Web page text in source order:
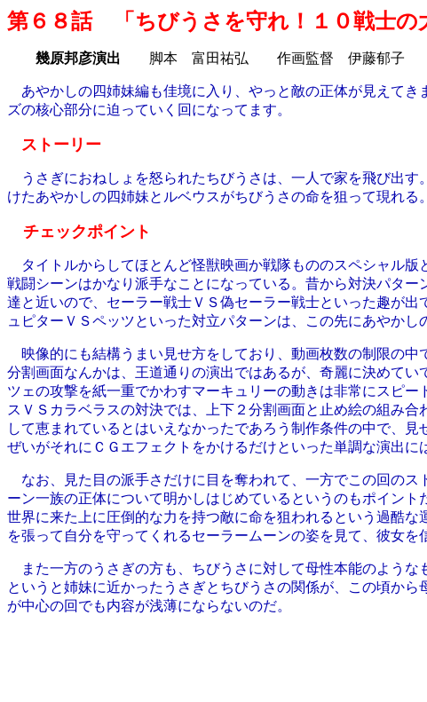
第６８話 「ちびうさを守れ！１０戦士の
幾原邦彦演出 脚本 富田祐弘 作画監督 伊藤郁子
あやかしの四姉妹編も佳境に入り、やっと敵の正体が見えてき
ズの核心部分に迫っていく回になってます。
ストーリー
うさぎにおねしょを怒られたちびうさは、一人で家を飛び出す
けたあやかしの四姉妹とルベウスがちびうさの命を狙って現れ
チェックポイント
タイトルからしてほとんど怪獣映画か戦隊もののスペシャル
戦闘シーンはかなり派手なことになっている。昔から対決パタ
達と近いので、セーラー戦士ＶＳ偽セーラー戦士といった趣が
ュピターＶＳペッツといった対立パターンは、この先にあやか
映像的にも結構うまい見せ方をしており、動画枚数の制限の中
分割画面なんかは、王道通りの演出ではあるが、奇麗に決めて
ツェの攻撃を紙一重でかわすマーキュリーの動きは非常にスピ
スＶＳカラベラスの対決では、上下２分割画面と止め絵の組み
して恵まれているとはいえなかったであろう制作条件の中で、
ぜいがそれにＣＧエフェクトをかけるだけといった単調な演出に
なお、見た目の派手さだけに目を奪われて、一方でこの回のス
ーン一族の正体について明かしはじめているというのもポイン
世界に来た上に圧倒的な力を持つ敵に命を狙われるという過酷
を張って自分を守ってくれるセーラームーンの姿を見て、彼女
また一方のうさぎの方も、ちびうさに対して母性本能のような
というと姉妹に近かったうさぎとちびうさの関係が、この頃か
が中心の回でも内容が浅薄にならないのだ。